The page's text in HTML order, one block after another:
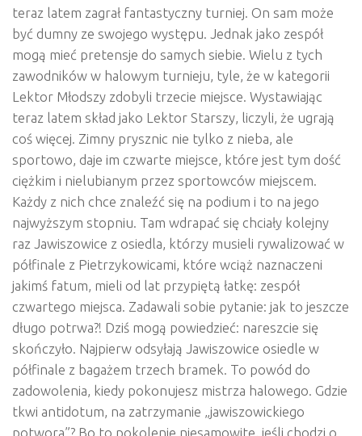
teraz latem zagrał fantastyczny turniej. On sam może
być dumny ze swojego występu. Jednak jako zespół
mogą mieć pretensje do samych siebie. Wielu z tych
zawodników w halowym turnieju, tyle, że w kategorii
Lektor Młodszy zdobyli trzecie miejsce. Wystawiając
teraz latem skład jako Lektor Starszy, liczyli, że ugrają
coś więcej. Zimny prysznic nie tylko z nieba, ale
sportowo, daje im czwarte miejsce, które jest tym dość
ciężkim i nielubianym przez sportowców miejscem.
Każdy z nich chce znaleźć się na podium i to na jego
najwyższym stopniu. Tam wdrapać się chciały kolejny
raz Jawiszowice z osiedla, którzy musieli rywalizować w
półfinale z Pietrzykowicami, które wciąż naznaczeni
jakimś fatum, mieli od lat przypiętą łatkę: zespół
czwartego miejsca. Zadawali sobie pytanie: jak to jeszcze
długo potrwa?! Dziś mogą powiedzieć: nareszcie się
skończyło. Najpierw odsyłają Jawiszowice osiedle w
półfinale z bagażem trzech bramek. To powód do
zadowolenia, kiedy pokonujesz mistrza halowego. Gdzie
tkwi antidotum, na zatrzymanie „jawiszowickiego
potwora”? Bo to pokolenie niesamowite, jeśli chodzi o